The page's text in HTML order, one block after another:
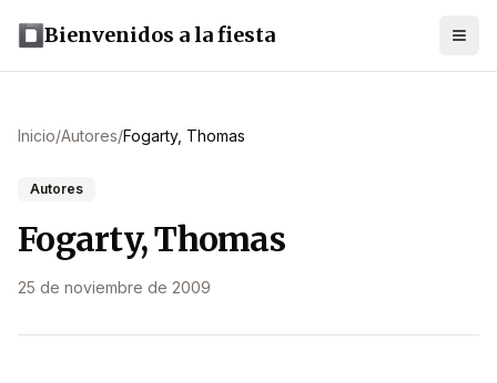
Bienvenidos a la fiesta
Inicio/Autores/Fogarty, Thomas
Autores
Fogarty, Thomas
25 de noviembre de 2009